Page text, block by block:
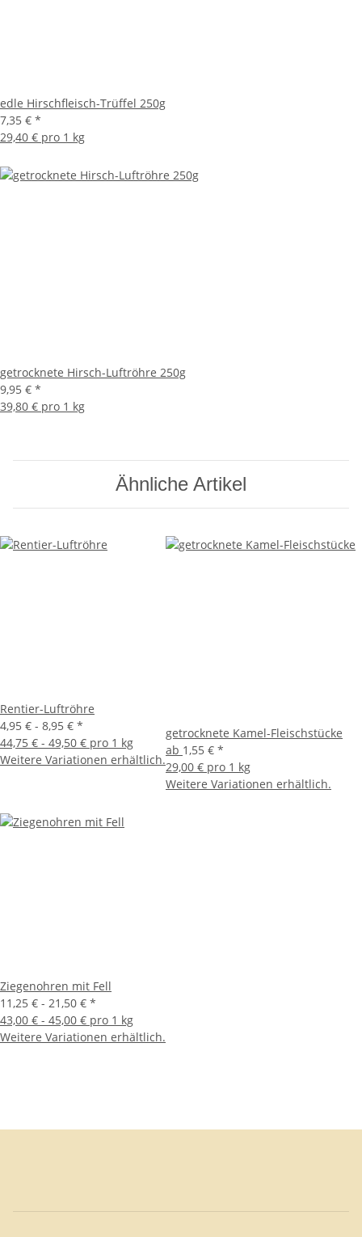
edle Hirschfleisch-Trüffel 250g
7,35 € *
29,40 € pro 1 kg
getrocknete Hirsch-Luftröhre 250g
9,95 € *
39,80 € pro 1 kg
Ähnliche Artikel
Rentier-Luftröhre
4,95 € - 8,95 € *
44,75 € - 49,50 € pro 1 kg
Weitere Variationen erhältlich.
getrocknete Kamel-Fleischstücke
ab 1,55 € *
29,00 € pro 1 kg
Weitere Variationen erhältlich.
Ziegenohren mit Fell
11,25 € - 21,50 € *
43,00 € - 45,00 € pro 1 kg
Weitere Variationen erhältlich.